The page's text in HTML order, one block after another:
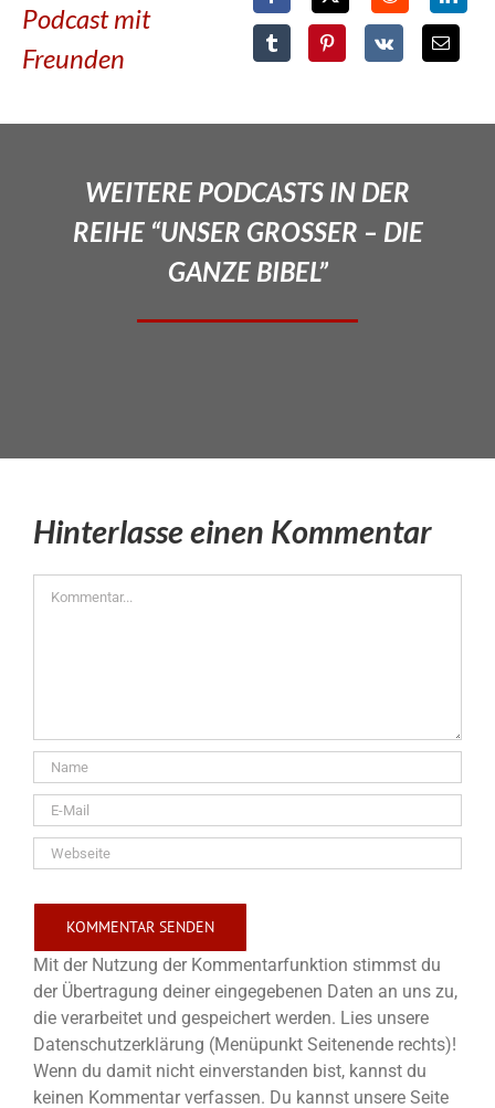
Podcast mit
Freunden
WEITERE PODCASTS IN DER
REIHE “UNSER GROSSER – DIE
GANZE BIBEL”
Hinterlasse einen Kommentar
Mit der Nutzung der Kommentarfunktion stimmst du
der Übertragung deiner eingegebenen Daten an uns zu,
die verarbeitet und gespeichert werden. Lies unsere
Datenschutzerklärung (Menüpunkt Seitenende rechts)!
Wenn du damit nicht einverstanden bist, kannst du
keinen Kommentar verfassen. Du kannst unsere Seite